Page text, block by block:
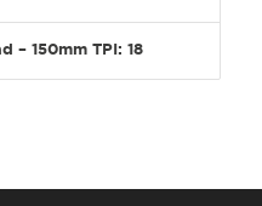
– 150mm TPI: 18